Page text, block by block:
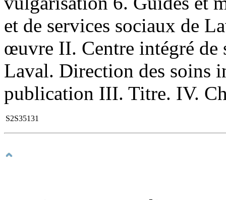
et de services sociaux de
œuvre II. Centre intégré de
Laval. Direction des soins
publication III. Titre. IV.
S2S35131